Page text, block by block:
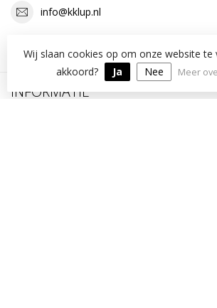
info@kklup.nl
OPENINGSTIJDEN
INFORMATIE
Wij slaan cookies op om onze website te
akkoord?
Ja Nee Meer